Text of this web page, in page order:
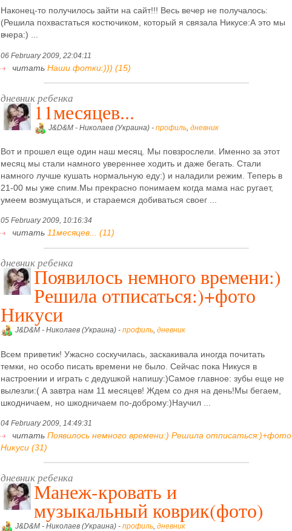
Наконец-то получилось зайти на сайт!!! Весь вечер не получалось:
(Решила похвастаться костючиком, который я связала Никусе:А это мы
вчера:) ...
06 February 2009, 22:04:11
читать Наши фотки:))) (15)
дневник ребенка
11месяцев...
J&D&M - Николаев (Украина) - профиль дневник
Вот и прошел еще один наш месяц. Мы повзрослели. Именно за этот
месяц мы стали намного увереннее ходить и даже бегать. Стали
намного лучше кушать нормальную еду:) и наладили режим. Теперь в
21-00 мы уже спим.Мы прекрасно понимаем когда мама нас ругает,
умеем возмущаться, и стараемся добиваться своег ...
05 February 2009, 10:16:34
читать 11месяцев... (11)
дневник ребенка
Появилось немного времени:)
Решила отписаться:)+фото
Никуси
J&D&M - Николаев (Украина) - профиль, дневник
Всем приветик! Ужасно соскучилась, заскакивала иногда почитать
темки, но особо писать времени не было. Сейчас пока Никуся в
настроении и играть с дедушкой напишу:)Самое главное: зубы еще не
вылезли:( А завтра нам 11 месяцев! Ждем со дня на день!Мы бегаем,
шкодничаем, но шкодничаем по-доброму:)Научил ...
04 February 2009, 14:49:31
читать Появилось немного времени:) Решила отписаться:)+фото
Никуси (31)
дневник ребенка
Манеж-кровать и
музыкальный коврик(фото)
J&D&M - Николаев (Украина) - профиль, дневник